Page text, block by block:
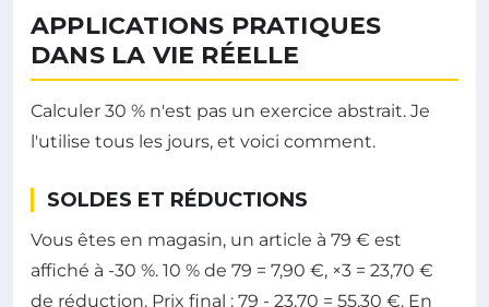
APPLICATIONS PRATIQUES
DANS LA VIE RÉELLE
Calculer 30 % n'est pas un exercice abstrait. Je
l'utilise tous les jours, et voici comment.
SOLDES ET RÉDUCTIONS
Vous êtes en magasin, un article à 79 € est
affiché à -30 %. 10 % de 79 = 7,90 €, ×3 = 23,70 €
de réduction. Prix final : 79 - 23,70 = 55,30 €. En